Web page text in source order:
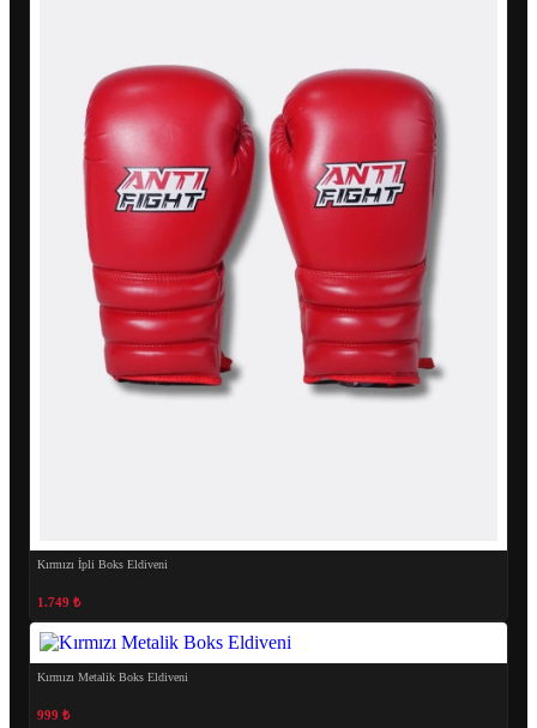
Kırmızı İpli Boks Eldiveni
1.749 ₺
Kırmızı Metalik Boks Eldiveni
999 ₺